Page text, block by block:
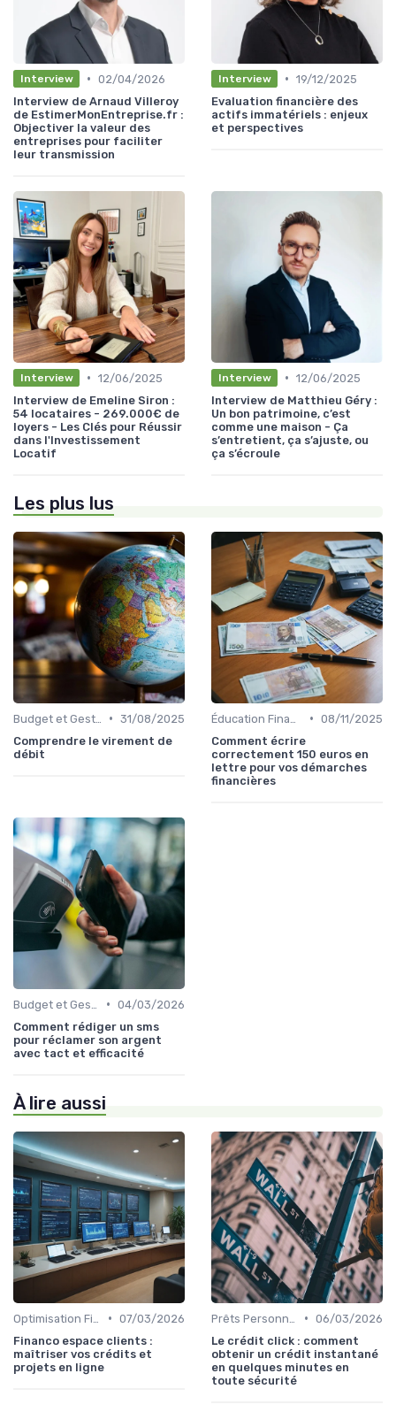
Interview • 02/04/2026
Interview de Arnaud Villeroy
de EstimerMonEntreprise.fr :
Objectiver la valeur des
entreprises pour faciliter
leur transmission
Interview • 19/12/2025
Evaluation financière des
actifs immatériels : enjeux
et perspectives
Interview • 12/06/2025
Interview de Emeline Siron :
54 locataires - 269.000€ de
loyers - Les Clés pour Réussir
dans l'Investissement
Locatif
Interview • 12/06/2025
Interview de Matthieu Géry :
Un bon patrimoine, c’est
comme une maison - Ça
s’entretient, ça s’ajuste, ou
ça s’écroule
Les plus lus
• 31/08/2025
Comprendre le virement de
débit
• 08/11/2025
Comment écrire
correctement 150 euros en
lettre pour vos démarches
financières
• 04/03/2026
Comment rédiger un sms
pour réclamer son argent
avec tact et efficacité
À lire aussi
• 07/03/2026
Financo espace clients :
maîtriser vos crédits et
projets en ligne
• 06/03/2026
Le crédit click : comment
obtenir un crédit instantané
en quelques minutes en
toute sécurité